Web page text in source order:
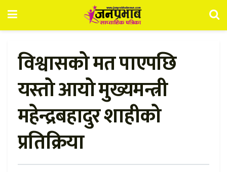
विश्वासको मत पाएपछि
यस्तो आयो मुख्यमन्त्री
महेन्द्रबहादुर शाहीको
प्रतिक्रिया